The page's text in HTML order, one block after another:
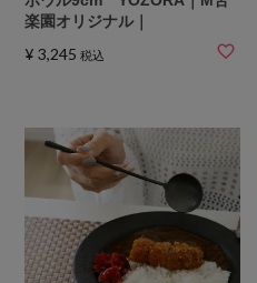
楽園オリジナル｜
¥ 3,245 税込